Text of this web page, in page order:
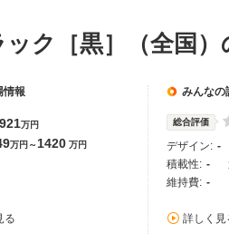
ク［黒］（全国）
情報
921万円
万円～1420 万円
る
みんなの
総合評価
デザイン: -
積載性: -
維持費: -
詳しく見